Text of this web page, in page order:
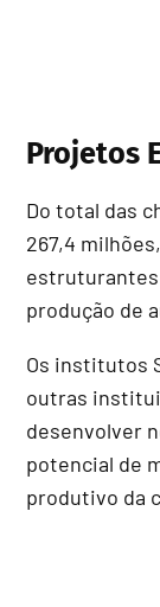
Projetos
Do total das
267,4
estruturantes
produção de
Os institutos
outras
desenvolver
potencial de
produtivo da